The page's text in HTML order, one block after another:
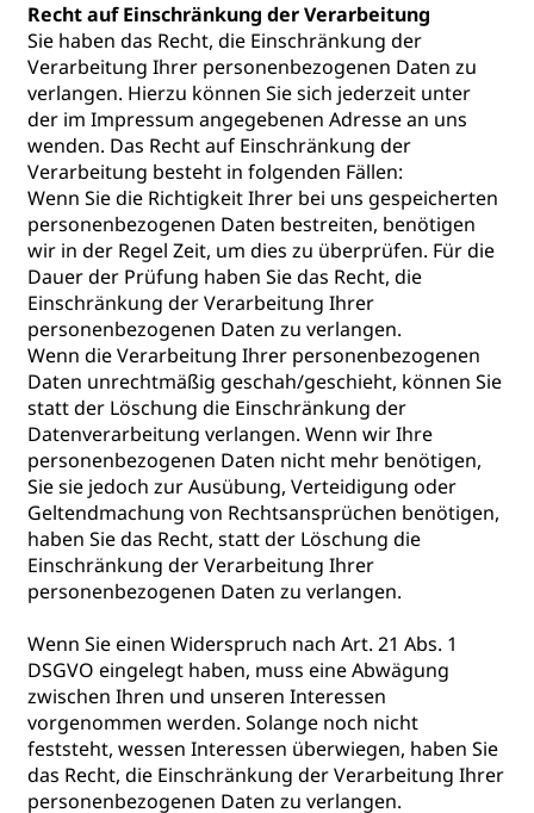
Recht auf Einschränkung der Verarbeitung
Sie haben das Recht, die Einschränkung der
Verarbeitung Ihrer personenbezogenen Daten zu
verlangen. Hierzu können Sie sich jederzeit unter
der im Impressum angegebenen Adresse an uns
wenden. Das Recht auf Einschränkung der
Verarbeitung besteht in folgenden Fällen:
Wenn Sie die Richtigkeit Ihrer bei uns gespeicherten
personenbezogenen Daten bestreiten, benötigen
wir in der Regel Zeit, um dies zu überprüfen. Für die
Dauer der Prüfung haben Sie das Recht, die
Einschränkung der Verarbeitung Ihrer
personenbezogenen Daten zu verlangen.
Wenn die Verarbeitung Ihrer personenbezogenen
Daten unrechtmäßig geschah/geschieht, können Sie
statt der Löschung die Einschränkung der
Datenverarbeitung verlangen. Wenn wir Ihre
personenbezogenen Daten nicht mehr benötigen,
Sie sie jedoch zur Ausübung, Verteidigung oder
Geltendmachung von Rechtsansprüchen benötigen,
haben Sie das Recht, statt der Löschung die
Einschränkung der Verarbeitung Ihrer
personenbezogenen Daten zu verlangen.
Wenn Sie einen Widerspruch nach Art. 21 Abs. 1
DSGVO eingelegt haben, muss eine Abwägung
zwischen Ihren und unseren Interessen
vorgenommen werden. Solange noch nicht
feststeht, wessen Interessen überwiegen, haben Sie
das Recht, die Einschränkung der Verarbeitung Ihrer
personenbezogenen Daten zu verlangen.